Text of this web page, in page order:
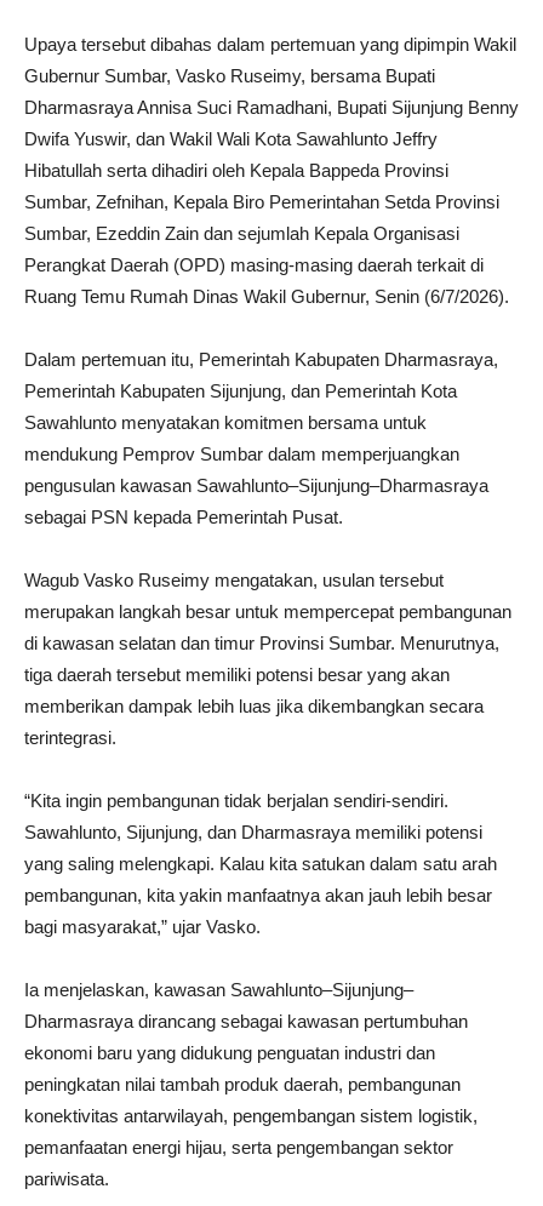
Upaya tersebut dibahas dalam pertemuan yang dipimpin Wakil
Gubernur Sumbar, Vasko Ruseimy, bersama Bupati
Dharmasraya Annisa Suci Ramadhani, Bupati Sijunjung Benny
Dwifa Yuswir, dan Wakil Wali Kota Sawahlunto Jeffry
Hibatullah serta dihadiri oleh Kepala Bappeda Provinsi
Sumbar, Zefnihan, Kepala Biro Pemerintahan Setda Provinsi
Sumbar, Ezeddin Zain dan sejumlah Kepala Organisasi
Perangkat Daerah (OPD) masing-masing daerah terkait di
Ruang Temu Rumah Dinas Wakil Gubernur, Senin (6/7/2026).
Dalam pertemuan itu, Pemerintah Kabupaten Dharmasraya,
Pemerintah Kabupaten Sijunjung, dan Pemerintah Kota
Sawahlunto menyatakan komitmen bersama untuk
mendukung Pemprov Sumbar dalam memperjuangkan
pengusulan kawasan Sawahlunto–Sijunjung–Dharmasraya
sebagai PSN kepada Pemerintah Pusat.
Wagub Vasko Ruseimy mengatakan, usulan tersebut
merupakan langkah besar untuk mempercepat pembangunan
di kawasan selatan dan timur Provinsi Sumbar. Menurutnya,
tiga daerah tersebut memiliki potensi besar yang akan
memberikan dampak lebih luas jika dikembangkan secara
terintegrasi.
“Kita ingin pembangunan tidak berjalan sendiri-sendiri.
Sawahlunto, Sijunjung, dan Dharmasraya memiliki potensi
yang saling melengkapi. Kalau kita satukan dalam satu arah
pembangunan, kita yakin manfaatnya akan jauh lebih besar
bagi masyarakat,” ujar Vasko.
Ia menjelaskan, kawasan Sawahlunto–Sijunjung–
Dharmasraya dirancang sebagai kawasan pertumbuhan
ekonomi baru yang didukung penguatan industri dan
peningkatan nilai tambah produk daerah, pembangunan
konektivitas antarwilayah, pengembangan sistem logistik,
pemanfaatan energi hijau, serta pengembangan sektor
pariwisata.